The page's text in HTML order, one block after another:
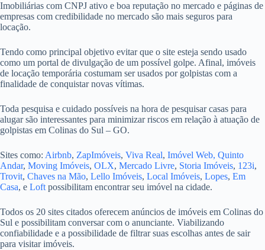
Imobiliárias com CNPJ ativo e boa reputação no mercado e páginas de
empresas com credibilidade no mercado são mais seguros para
locação.
Tendo como principal objetivo evitar que o site esteja sendo usado
como um portal de divulgação de um possível golpe. Afinal, imóveis
de locação temporária costumam ser usados por golpistas com a
finalidade de conquistar novas vítimas.
Toda pesquisa e cuidado possíveis na hora de pesquisar casas para
alugar são interessantes para minimizar riscos em relação à atuação de
golpistas em Colinas do Sul – GO.
Sites como: Airbnb, ZapImóveis, Viva Real, Imóvel Web, Quinto
Andar, Moving Imóveis, OLX, Mercado Livre, Storia Imóveis, 123i,
Trovit, Chaves na Mão, Lello Imóveis, Local Imóveis, Lopes, Em
Casa, e Loft possibilitam encontrar seu imóvel na cidade.
Todos os 20 sites citados oferecem anúncios de imóveis em Colinas do
Sul e possibilitam conversar com o anunciante. Viabilizando
confiabilidade e a possibilidade de filtrar suas escolhas antes de sair
para visitar imóveis.